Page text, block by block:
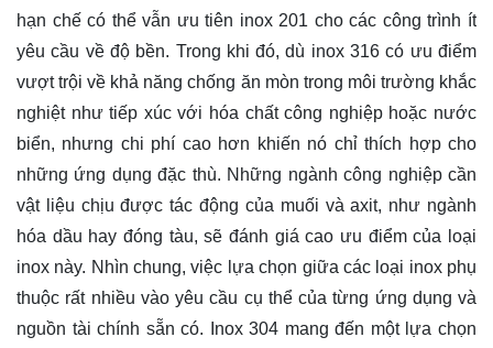
hạn chế có thể vẫn ưu tiên inox 201 cho các công trình ít
yêu cầu về độ bền. Trong khi đó, dù inox 316 có ưu điểm
vượt trội về khả năng chống ăn mòn trong môi trường khắc
nghiệt như tiếp xúc với hóa chất công nghiệp hoặc nước
biển, nhưng chi phí cao hơn khiến nó chỉ thích hợp cho
những ứng dụng đặc thù. Những ngành công nghiệp cần
vật liệu chịu được tác động của muối và axit, như ngành
hóa dầu hay đóng tàu, sẽ đánh giá cao ưu điểm của loại
inox này. Nhìn chung, việc lựa chọn giữa các loại inox phụ
thuộc rất nhiều vào yêu cầu cụ thể của từng ứng dụng và
nguồn tài chính sẵn có. Inox 304 mang đến một lựa chọn